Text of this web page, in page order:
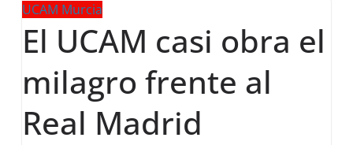
UCAM Murcia
El UCAM casi obra el
milagro frente al
Real Madrid